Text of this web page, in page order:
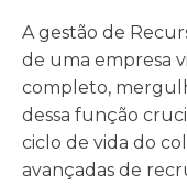
A gestão de
de uma empresa
completo,
dessa função
ciclo de vida do
avançadas de